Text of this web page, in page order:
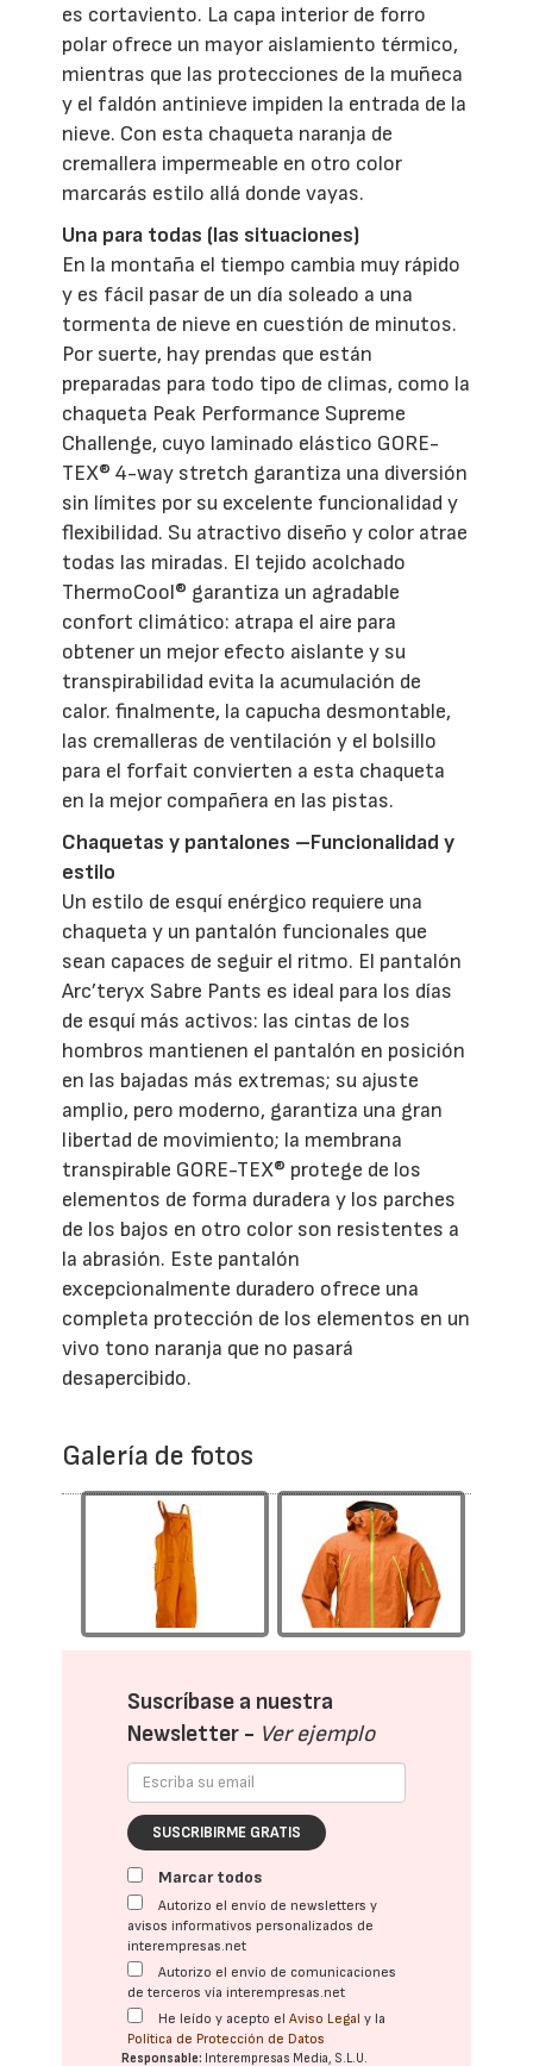
es cortaviento. La capa interior de forro
polar ofrece un mayor aislamiento térmico,
mientras que las protecciones de la muñeca
y el faldón antinieve impiden la entrada de la
nieve. Con esta chaqueta naranja de
cremallera impermeable en otro color
marcarás estilo allá donde vayas.
Una para todas (las situaciones)
En la montaña el tiempo cambia muy rápido
y es fácil pasar de un día soleado a una
tormenta de nieve en cuestión de minutos.
Por suerte, hay prendas que están
preparadas para todo tipo de climas, como la
chaqueta Peak Performance Supreme
Challenge, cuyo laminado elástico GORE-
TEX® 4-way stretch garantiza una diversión
sin límites por su excelente funcionalidad y
flexibilidad. Su atractivo diseño y color atrae
todas las miradas. El tejido acolchado
ThermoCool® garantiza un agradable
confort climático: atrapa el aire para
obtener un mejor efecto aislante y su
transpirabilidad evita la acumulación de
calor. finalmente, la capucha desmontable,
las cremalleras de ventilación y el bolsillo
para el forfait convierten a esta chaqueta
en la mejor compañera en las pistas.
Chaquetas y pantalones –Funcionalidad y
estilo
Un estilo de esquí enérgico requiere una
chaqueta y un pantalón funcionales que
sean capaces de seguir el ritmo. El pantalón
Arc’teryx Sabre Pants es ideal para los días
de esquí más activos: las cintas de los
hombros mantienen el pantalón en posición
en las bajadas más extremas; su ajuste
amplio, pero moderno, garantiza una gran
libertad de movimiento; la membrana
transpirable GORE-TEX® protege de los
elementos de forma duradera y los parches
de los bajos en otro color son resistentes a
la abrasión. Este pantalón
excepcionalmente duradero ofrece una
completa protección de los elementos en un
vivo tono naranja que no pasará
desapercibido.
Galería de fotos
Suscríbase a nuestra
Newsletter - Ver ejemplo
SUSCRIBIRME GRATIS
Marcar todos
Autorizo el envío de newsletters y
avisos informativos personalizados de
interempresas.net
Autorizo el envío de comunicaciones
de terceros vía interempresas.net
He leído y acepto elAviso Legal y la
Política de Protección de Datos
Responsable: Interempresas Media, S.L.U.